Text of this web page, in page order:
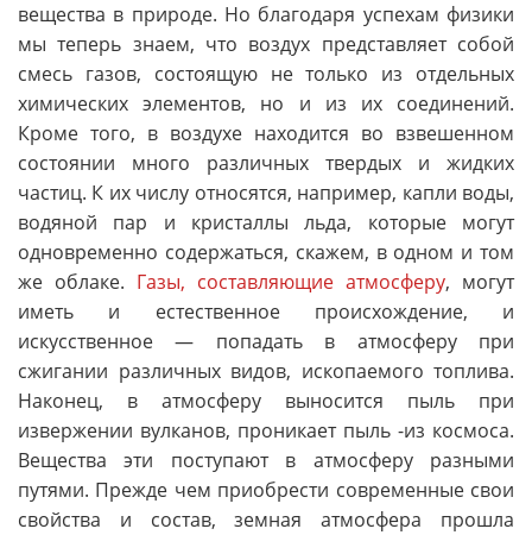
вещества в природе. Но благодаря успехам физики
мы теперь знаем, что воздух представляет собой
смесь газов, состоящую не только из отдельных
химических элементов, но и из их соединений.
Кроме того, в воздухе находится во взвешенном
состоянии много различных твердых и жидких
частиц. К их числу относятся, например, капли воды,
водяной пар и кристаллы льда, которые могут
одновременно содержаться, скажем, в одном и том
же облаке. Газы, составляющие атмосферу, могут
иметь и естественное происхождение, и
искусственное — попадать в атмосферу при
сжигании различных видов, ископаемого топлива.
Наконец, в атмосферу выносится пыль при
извержении вулканов, проникает пыль -из космоса.
Вещества эти поступают в атмосферу разными
путями. Прежде чем приобрести современные свои
свойства и состав, земная атмосфера прошла